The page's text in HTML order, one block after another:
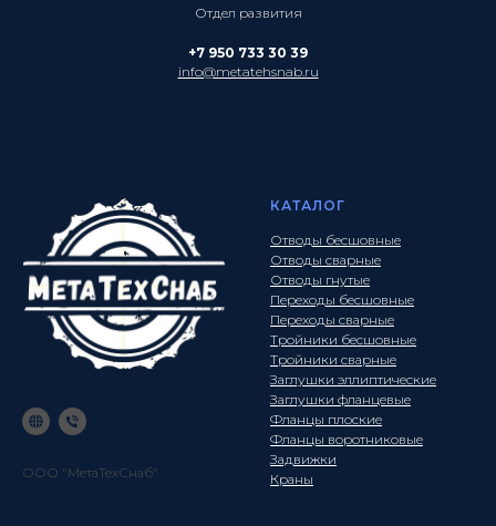
Отдел развития
+7 950 733 30 39
info@metatehsnab.ru
ООО "МетаТехСнаб"
КАТАЛОГ
Отводы бесшовные
Отводы сварные
Отводы гнутые
Переходы бесшовные
Переходы сварные
Тройники бесшовные
Тройники сварные
Заглушки эллиптические
Заглушки фланцевые
Фланцы плоские
Фланцы воротниковые
Задвижки
Краны